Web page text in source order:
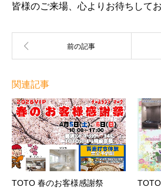
皆様のご来場、心よりお待ちして
関連記事
TOTO 春のお客様感謝祭